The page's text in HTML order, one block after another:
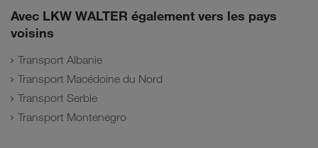
Avec LKW WALTER également vers les pays
voisins
Transport Albanie
Transport Macédoine du Nord
Transport Serbie
Transport Montenegro